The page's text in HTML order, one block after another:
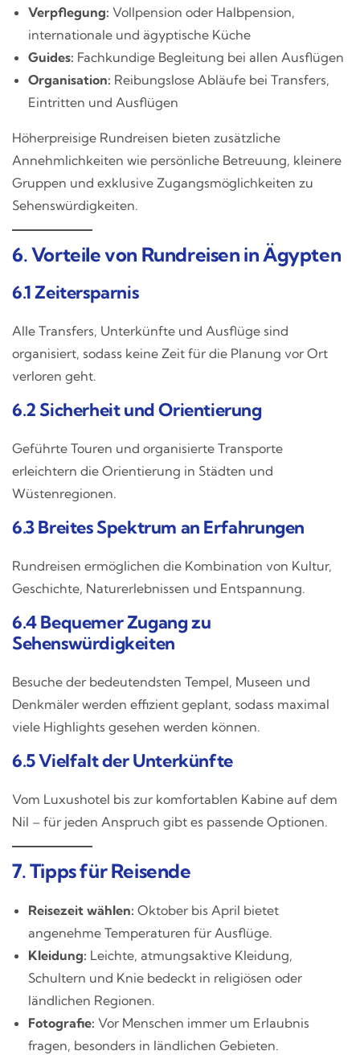
Verpflegung: Vollpension oder Halbpension,
internationale und ägyptische Küche
Guides: Fachkundige Begleitung bei allen Ausflügen
Organisation: Reibungslose Abläufe bei Transfers,
Eintritten und Ausflügen
Höherpreisige Rundreisen bieten zusätzliche
Annehmlichkeiten wie persönliche Betreuung, kleinere
Gruppen und exklusive Zugangsmöglichkeiten zu
Sehenswürdigkeiten.
6. Vorteile von Rundreisen in Ägypten
6.1 Zeitersparnis
Alle Transfers, Unterkünfte und Ausflüge sind
organisiert, sodass keine Zeit für die Planung vor Ort
verloren geht.
6.2 Sicherheit und Orientierung
Geführte Touren und organisierte Transporte
erleichtern die Orientierung in Städten und
Wüstenregionen.
6.3 Breites Spektrum an Erfahrungen
Rundreisen ermöglichen die Kombination von Kultur,
Geschichte, Naturerlebnissen und Entspannung.
6.4 Bequemer Zugang zu
Sehenswürdigkeiten
Besuche der bedeutendsten Tempel, Museen und
Denkmäler werden effizient geplant, sodass maximal
viele Highlights gesehen werden können.
6.5 Vielfalt der Unterkünfte
Vom Luxushotel bis zur komfortablen Kabine auf dem
Nil – für jeden Anspruch gibt es passende Optionen.
7. Tipps für Reisende
Reisezeit wählen: Oktober bis April bietet
angenehme Temperaturen für Ausflüge.
Kleidung: Leichte, atmungsaktive Kleidung,
Schultern und Knie bedeckt in religiösen oder
ländlichen Regionen.
Fotografie: Vor Menschen immer um Erlaubnis
fragen, besonders in ländlichen Gebieten.